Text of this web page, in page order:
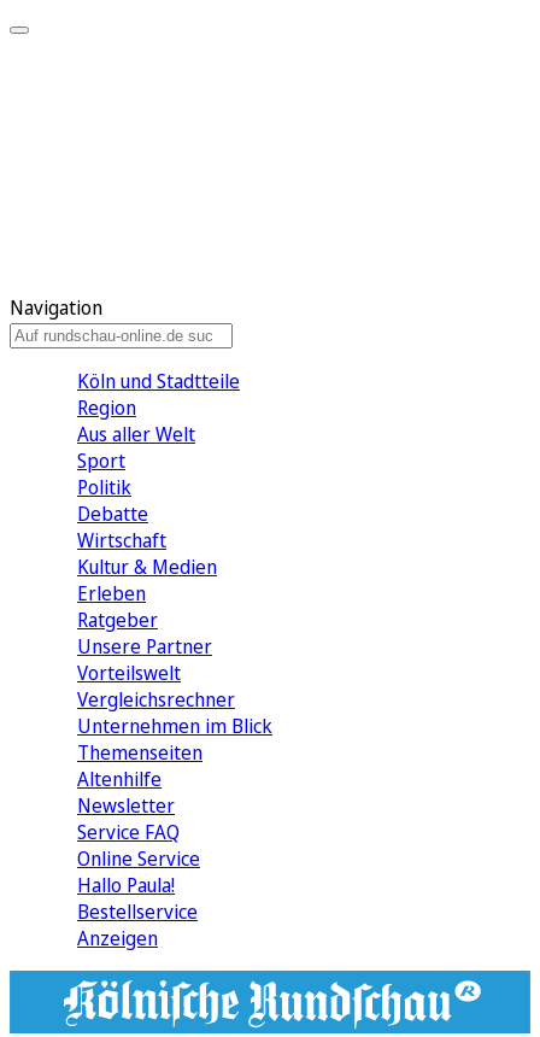
Navigation
Köln und Stadtteile
Region
Aus aller Welt
Sport
Politik
Debatte
Wirtschaft
Kultur & Medien
Erleben
Ratgeber
Unsere Partner
Vorteilswelt
Vergleichsrechner
Unternehmen im Blick
Themenseiten
Altenhilfe
Newsletter
Service FAQ
Online Service
Hallo Paula!
Bestellservice
Anzeigen